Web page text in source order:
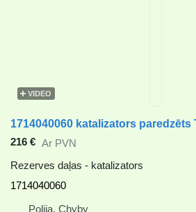
VIDEO
216 € Ar PVN
Rezerves daļas - katalizators
1714040060
Polija, Chyby